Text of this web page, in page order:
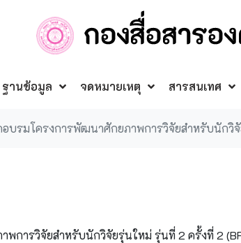
ฐานข้อมูล จดหมายเหตุ สารสนเทศ
บรมโครงการพัฒนาศักยภาพการวิจัยสำหรับนักวิจั
ารวิจัยสำหรับนักวิจัยรุ่นใหม่ รุ่นที่ 2 ครั้งที่ 2